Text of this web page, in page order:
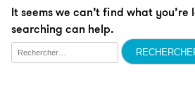
It seems we can’t find what you’re
searching can help.
Rechercher :